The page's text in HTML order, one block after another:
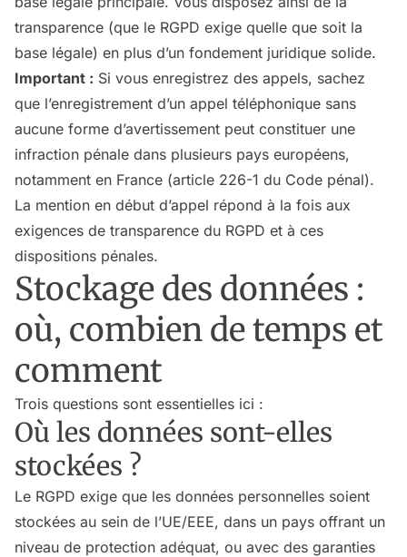
transparence (que le RGPD exige quelle que soit la
base légale) en plus d’un fondement juridique solide.
Important : Si vous enregistrez des appels, sachez
que l’enregistrement d’un appel téléphonique sans
aucune forme d’avertissement peut constituer une
infraction pénale dans plusieurs pays européens,
notamment en France (article 226-1 du Code pénal).
La mention en début d’appel répond à la fois aux
exigences de transparence du RGPD et à ces
dispositions pénales.
Stockage des données :
où, combien de temps et
comment
Trois questions sont essentielles ici :
Où les données sont-elles
stockées ?
Le RGPD exige que les données personnelles soient
stockées au sein de l’UE/EEE, dans un pays offrant un
niveau de protection adéquat, ou avec des garanties